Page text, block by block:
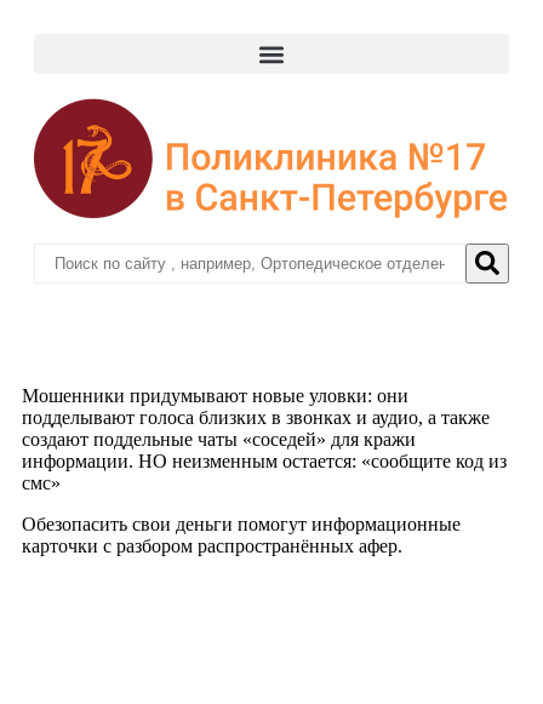
Мошенники придумывают новые уловки: они
подделывают голоса близких в звонках и аудио, а также
создают поддельные чаты «соседей» для кражи
информации. НО неизменным остается: «сообщите код из
смс»
Обезопасить свои деньги помогут информационные
карточки с разбором распространённых афер.